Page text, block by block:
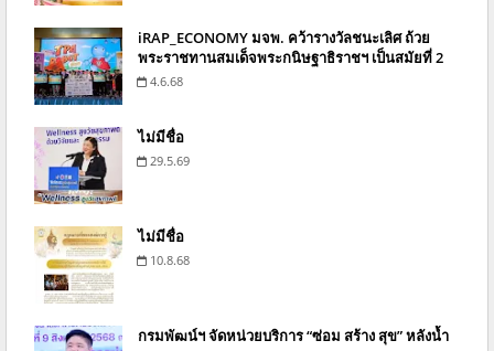
iRAP_ECONOMY มจพ. คว้ารางวัลชนะเลิศ ถ้วย
พระราชทานสมเด็จพระกนิษฐาธิราชฯ เป็นสมัยที่ 2
4.6.68
ไม่มีชื่อ
29.5.69
ไม่มีชื่อ
10.8.68
กรมพัฒน์ฯ จัดหน่วยบริการ “ซ่อม สร้าง สุข” หลังน้ำ